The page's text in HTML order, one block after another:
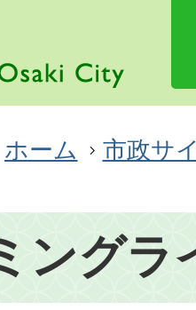
ホーム 市政サ
ングラ